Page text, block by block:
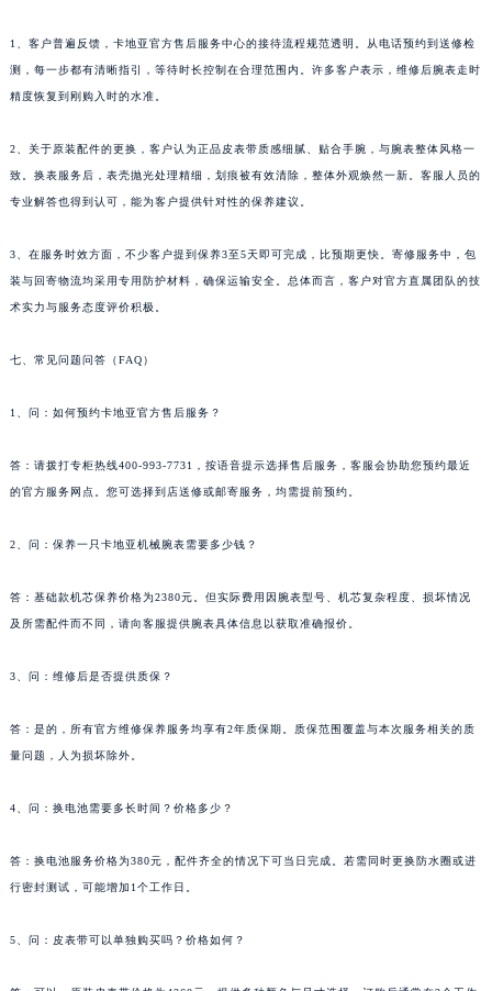
1、客户普遍反馈，卡地亚官方售后服务中心的接待流程规范透明。从电话预约到送修检
测，每一步都有清晰指引，等待时长控制在合理范围内。许多客户表示，维修后腕表走时
精度恢复到刚购入时的水准。
2、关于原装配件的更换，客户认为正品皮表带质感细腻、贴合手腕，与腕表整体风格一
致。换表服务后，表壳抛光处理精细，划痕被有效清除，整体外观焕然一新。客服人员的
专业解答也得到认可，能为客户提供针对性的保养建议。
3、在服务时效方面，不少客户提到保养3至5天即可完成，比预期更快。寄修服务中，包
装与回寄物流均采用专用防护材料，确保运输安全。总体而言，客户对官方直属团队的技
术实力与服务态度评价积极。
七、常见问题问答（FAQ）
1、问：如何预约卡地亚官方售后服务？
答：请拨打专柜热线400-993-7731，按语音提示选择售后服务，客服会协助您预约最近
的官方服务网点。您可选择到店送修或邮寄服务，均需提前预约。
2、问：保养一只卡地亚机械腕表需要多少钱？
答：基础款机芯保养价格为2380元。但实际费用因腕表型号、机芯复杂程度、损坏情况
及所需配件而不同，请向客服提供腕表具体信息以获取准确报价。
3、问：维修后是否提供质保？
答：是的，所有官方维修保养服务均享有2年质保期。质保范围覆盖与本次服务相关的质
量问题，人为损坏除外。
4、问：换电池需要多长时间？价格多少？
答：换电池服务价格为380元，配件齐全的情况下可当日完成。若需同时更换防水圈或进
行密封测试，可能增加1个工作日。
5、问：皮表带可以单独购买吗？价格如何？